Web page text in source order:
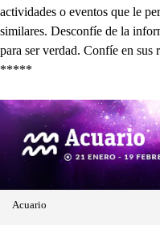
actividades o eventos que le
similares. Desconfíe de la
para ser verdad. Confíe en sus
*****
Acuario